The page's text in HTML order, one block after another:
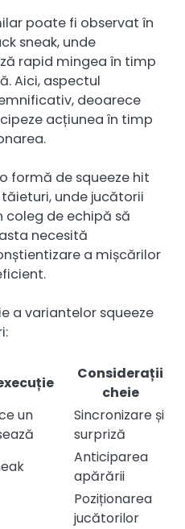
poate fi observat în
sneak, unde
rapid mingea în timp
Aici, aspectul
deoarece
acțiunea în timp
formă de squeeze hit
unde jucătorii
coleg de echipă să
necesită
a mișcărilor
a variantelor squeeze
Considerații
cheie
un
Sincronizare și
surpriză
Anticiparea
apărării
Poziționarea
jucătorilor